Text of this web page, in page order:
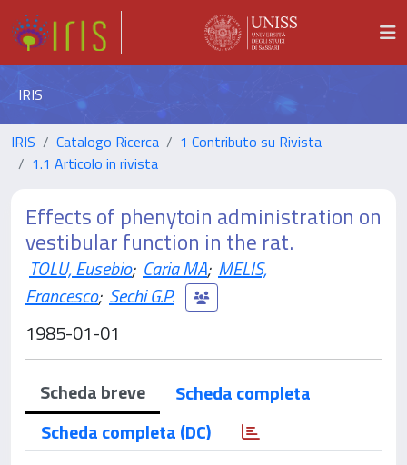
IRIS
IRIS Catalogo Ricerca
1 Contributo su Rivista
1.1 Articolo in rivista
Effects of phenytoin administration on
vestibular function in the rat.
TOLU, Eusebio; Caria MA; MELIS,
Francesco; Sechi G.P.
1985-01-01
Scheda breve
Scheda completa
Scheda completa (DC)